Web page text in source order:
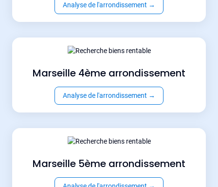
Analyse de l'arrondissement →
Marseille 4ème arrondissement
Analyse de l'arrondissement →
Marseille 5ème arrondissement